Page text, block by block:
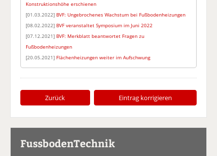
Konstruktionshöhe erschienen
[01.03.2022] BVF: Ungebrochenes Wachstum bei Fußbodenheizungen
[08.02.2022] BVF veranstaltet Symposium im Juni 2022
[07.12.2021] BVF: Merkblatt beantwortet Fragen zu
Fußbodenheizungen
[20.05.2021] Flächenheizungen weiter im Aufschwung
Zurück Eintrag korrigieren
FussbodenTechnik